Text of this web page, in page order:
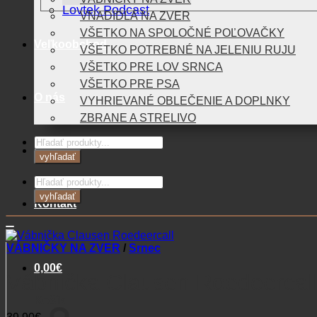
Lovtek Podcast
Veľkoobchod
O nás
Blog
Kontakt
0,00€
VNADIDLÁ NA ZVER
VŠETKO NA SPOLOČNÉ POĽOVAČKY
VŠETKO POTREBNÉ NA JELENIU RUJU
VŠETKO PRE LOV SRNCA
VŠETKO PRE PSA
VYHRIEVANÉ OBLEČENIE A DOPLNKY
ZBRANE A STRELIVO
Products
search
vyhľadať
Products
search
vyhľadať
VÁBNIČKY NA ZVER / Srnec